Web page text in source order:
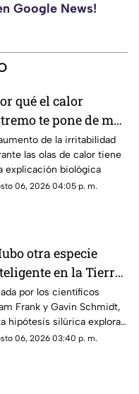
Google News!
qué el calor
te pone de mal
y te agota? Los
reales de las
temperaturas en
de la irritabilidad
las olas de calor tiene
explicación biológica
06, 2026 04:05 p. m.
otra especie
en la Tierra
que nosotros? Lo
dice la ciencia
la hipótesis
por los científicos
Frank y Gavin Schmidt,
hipótesis silúrica explora
sociedad tecnológica
06, 2026 03:40 p. m.